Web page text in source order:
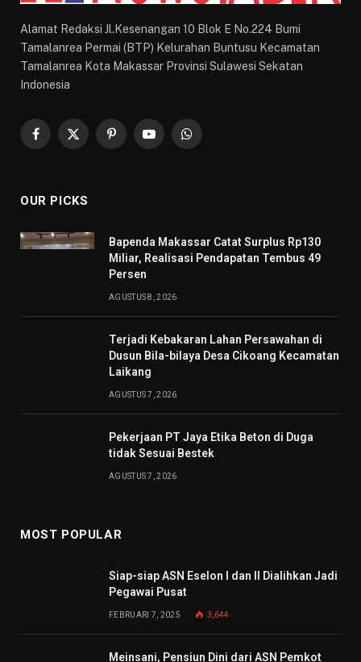
Alamat Redaksi Jl.Kesenangan 10 Blok E No.224 Bumi
Tamalanrea Permai (BTP) Kelurahan Buntusu Kecamatan
Tamalanrea Kota Makassar Provinsi Sulawesi Sekatan
Indonesia
Facebook
X
PinterestYouTubeWhatsApp
OUR PICKS
Bapenda Makassar Catat Surplus Rp130
Miliar, Realisasi Pendapatan Tembus 49
Persen
AGUSTUS 8, 2026
Terjadi Kebakaran Lahan Persawahan di
Dusun Bila-bilaya Desa Cikoang Kecamatan
Laikang
AGUSTUS 7, 2026
Pekerjaan PT Jaya Etika Beton di Duga
tidak Sesuai Bestek
AGUSTUS 7, 2026
MOST POPULAR
Siap-siap ASN Eselon I dan II Dialihkan Jadi
Pegawai Pusat
FEBRUARI 7, 2025 3,644
Meinsani, Pensiun Dini dari ASN Pemkot